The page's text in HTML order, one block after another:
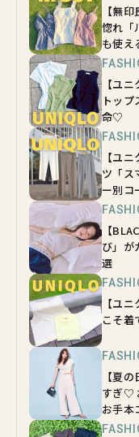
【無
惚れ「
も使え
【ユ
トッ
命♡
【ユ
ツ「ス
ー別コ
【
び」が
選
【ユ
こそ着
【夏
すぎ♡
お手本